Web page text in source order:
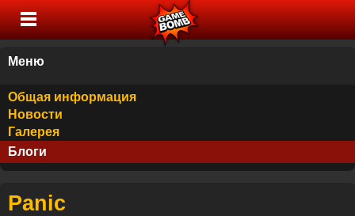
Меню
Общая информация
Новости
Галерея
Блоги
Panic